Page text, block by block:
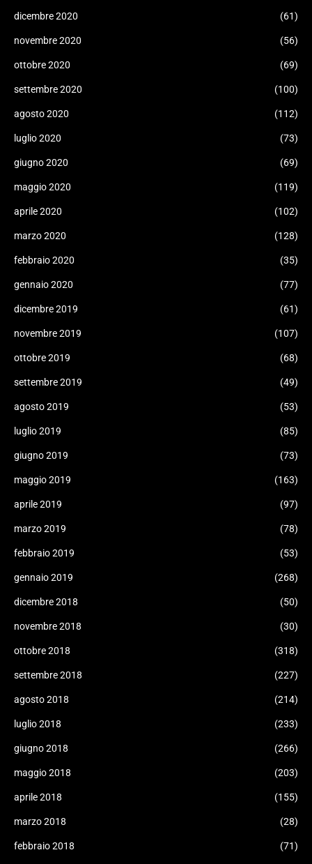
dicembre 2020 (61)
novembre 2020 (56)
ottobre 2020 (69)
settembre 2020 (100)
agosto 2020 (112)
luglio 2020 (73)
giugno 2020 (69)
maggio 2020 (119)
aprile 2020 (102)
marzo 2020 (128)
febbraio 2020 (35)
gennaio 2020 (77)
dicembre 2019 (61)
novembre 2019 (107)
ottobre 2019 (68)
settembre 2019 (49)
agosto 2019 (53)
luglio 2019 (85)
giugno 2019 (73)
maggio 2019 (163)
aprile 2019 (97)
marzo 2019 (78)
febbraio 2019 (53)
gennaio 2019 (268)
dicembre 2018 (50)
novembre 2018 (30)
ottobre 2018 (318)
settembre 2018 (227)
agosto 2018 (214)
luglio 2018 (233)
giugno 2018 (266)
maggio 2018 (203)
aprile 2018 (155)
marzo 2018 (28)
febbraio 2018 (71)